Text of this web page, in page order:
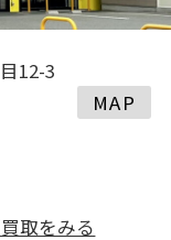
12-3
MAP
取をみる